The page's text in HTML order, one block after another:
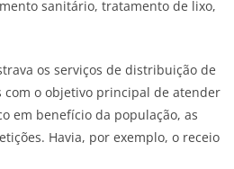
sanitário, tratamento de lixo,
os serviços de distribuição de
com o objetivo principal de atender
em benefício da população, as
Havia, por exemplo, o receio